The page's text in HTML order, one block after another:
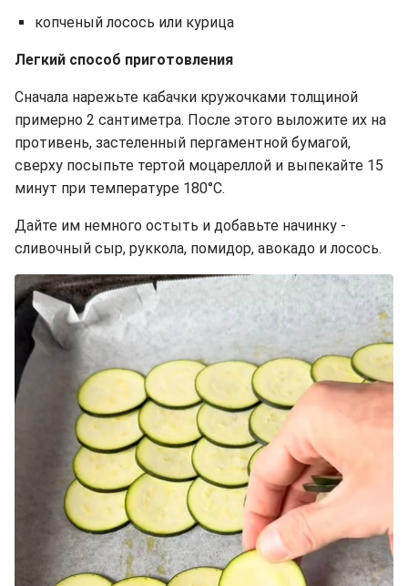
копченый лосось или курица
Легкий способ приготовления
Сначала нарежьте кабачки кружочками толщиной
примерно 2 сантиметра. После этого выложите их на
противень, застеленный пергаментной бумагой,
сверху посыпьте тертой моцареллой и выпекайте 15
минут при температуре 180°C.
Дайте им немного остыть и добавьте начинку -
сливочный сыр, руккола, помидор, авокадо и лосось.